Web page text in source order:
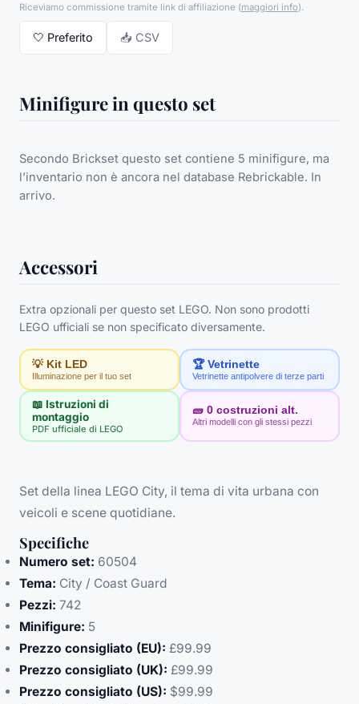
Riceviamo commissione tramite link di affiliazione (maggiori info).
🤍 Preferito 📥 CSV
Minifigure in questo set
Secondo Brickset questo set contiene 5 minifigure, ma
l’inventario non è ancora nel database Rebrickable. In
arrivo.
Accessori
Extra opzionali per questo set LEGO. Non sono prodotti
LEGO ufficiali se non specificato diversamente.
💡 Kit LED
Illuminazione per il tuo set
🏆 Vetrinette
Vetrinette antipolvere di terze parti
📖 Istruzioni di
montaggio
PDF ufficiale di LEGO
🧱 0 costruzioni alt.
Altri modelli con gli stessi pezzi
Set della linea LEGO City, il tema di vita urbana con
veicoli e scene quotidiane.
Specifiche
Numero set: 60504
Tema: City / Coast Guard
Pezzi: 742
Minifigure: 5
Prezzo consigliato (EU): £99.99
Prezzo consigliato (UK): £99.99
Prezzo consigliato (US): $99.99